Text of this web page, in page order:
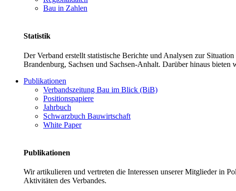
Bau in Zahlen
Statistik
Der Verband erstellt statistische Berichte und Analysen zur
Brandenburg, Sachsen und Sachsen-Anhalt. Darüber hinaus
Publikationen
Verbandszeitung Bau im Blick (BiB)
Positionspapiere
Jahrbuch
Schwarzbuch Bauwirtschaft
White Paper
Publikationen
Wir artikulieren und vertreten die Interessen unserer Mitglieder in
Aktivitäten des Verbandes.